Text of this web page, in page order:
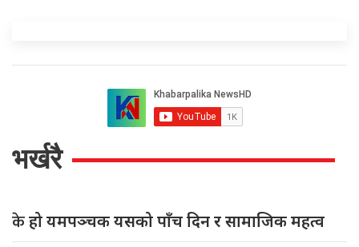
भर्खरै
केहो यमपञ्चक यसको पाँच दिन र सामाजिक महत्व